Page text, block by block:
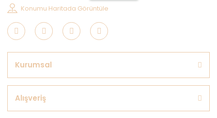
Konumu Haritada Görüntüle
Kurumsal
Alışveriş